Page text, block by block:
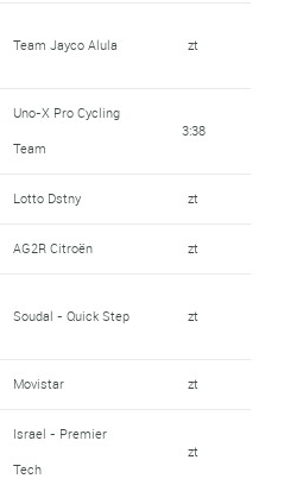
Team Jayco Alula zt
Uno-X Pro Cycling
Team
3:38
Lotto Dstny zt
AG2R Citroën zt
Soudal - Quick Step zt
Movistar zt
Israel - Premier
Tech
zt